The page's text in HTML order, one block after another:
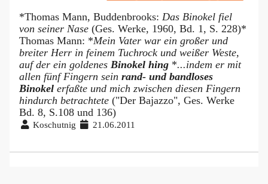
*Thomas Mann, Buddenbrooks: Das Binokel fiel
von seiner Nase (Ges. Werke, 1960, Bd. 1, S. 228)*
Thomas Mann: *Mein Vater war ein großer und
breiter Herr in feinem Tuchrock und weißer Weste,
auf der ein goldenes Binokel hing *...indem er mit
allen fünf Fingern sein rand- und bandloses
Binokel erfaßte und mich zwischen diesen Fingern
hindurch betrachtete ("Der Bajazzo", Ges. Werke
Bd. 8, S.108 und 136)
Koschutnig 21.06.2011